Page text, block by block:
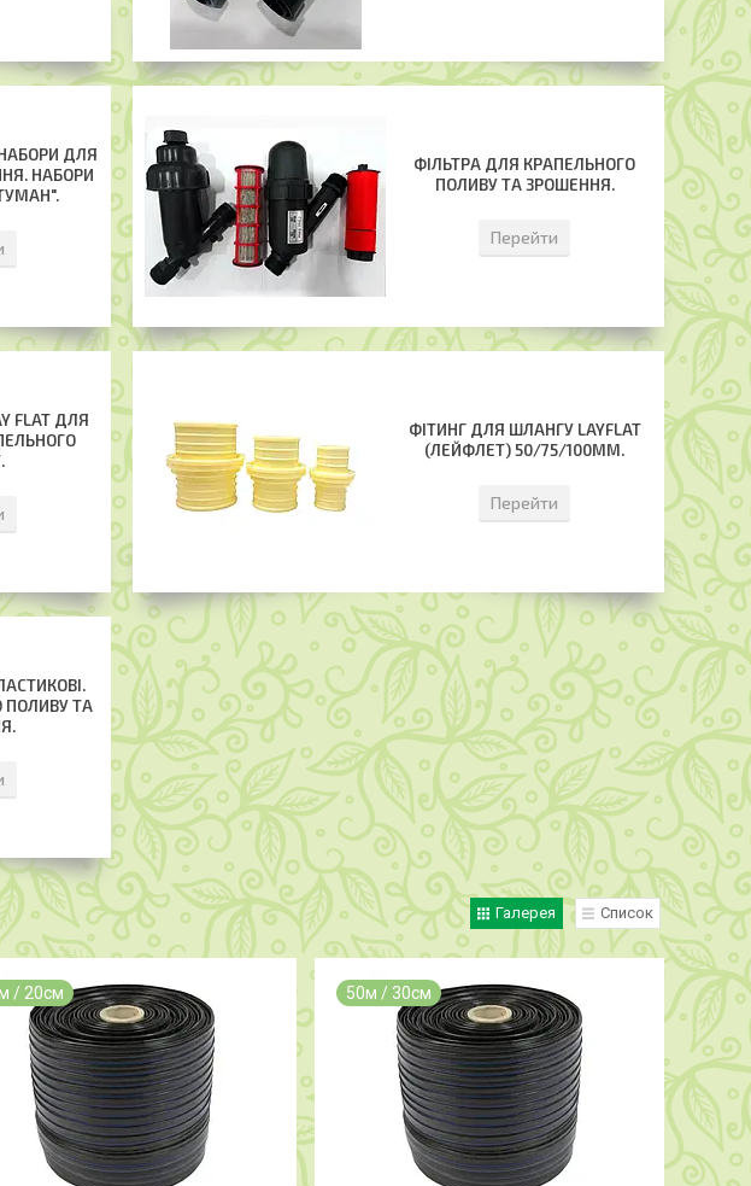
ДЛЯ
НАБОРИ
ФІЛЬТРА ДЛЯ КРАПЕЛЬНОГО
ПОЛИВУ ТА ЗРОШЕННЯ.
Перейти
FLAT ДЛЯ
ФІТИНГ ДЛЯ ШЛАНГУ LAYFLAT
(ЛЕЙФЛЕТ) 50/75/100ММ.
Перейти
ПОЛИВУ ТА
Галерея Список
/ 20см 50м / 30см